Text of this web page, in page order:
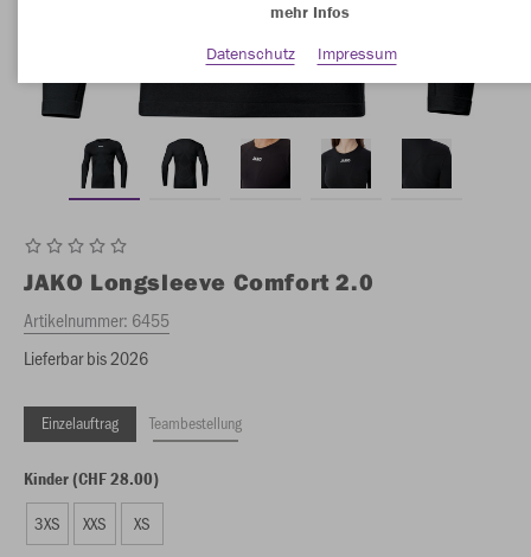
JAKO Longsleeve Comfort 2.0
Artikelnummer: 6455
Lieferbar bis 2026
Einzelauftrag Teambestellung
Kinder (CHF 28.00)
3XS XXS XS
mehr Infos
Datenschutz
Impressum